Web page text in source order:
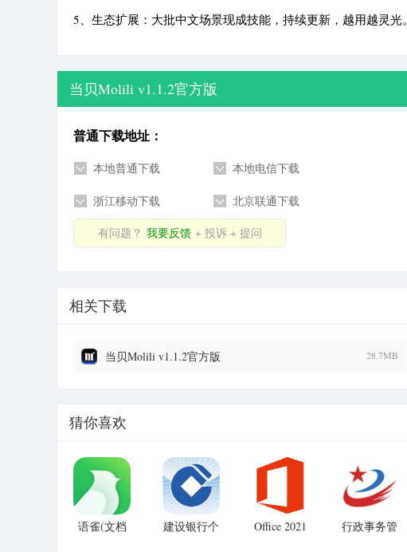
5、生态扩展：大批中文场景现成技能，持续更新，越用越灵光。
当贝Molili v1.1.2官方版
普通下载地址：
本地普通下载 本地电信下载
浙江移动下载 北京联通下载
有问题？ 我要反馈 + 投诉 + 提问
相关下载
当贝Molili v1.1.2官方版 28.7MB
猜你喜欢
语雀(文档
建设银行个
Office 2021
行政事务管